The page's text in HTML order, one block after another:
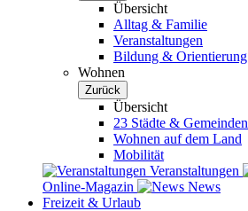
Übersicht
Alltag & Familie
Veranstaltungen
Bildung & Orientierung
Wohnen
Zurück
Übersicht
23 Städte & Gemeinden
Wohnen auf dem Land
Mobilität
Veranstaltungen
Online-Magazin
News
Freizeit & Urlaub